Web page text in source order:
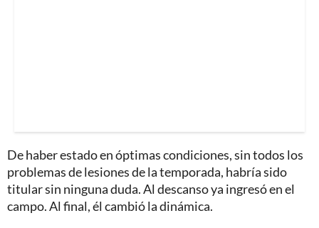
De haber estado en óptimas condiciones, sin todos los
problemas de lesiones de la temporada, habría sido
titular sin ninguna duda. Al descanso ya ingresó en el
campo. Al final, él cambió la dinámica.